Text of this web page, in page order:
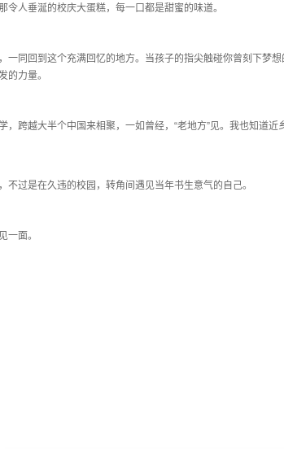
令人垂涎的校庆大蛋糕，每一口都是甜蜜的味道。
一同回到这个充满回忆的地方。当孩子的指尖触碰你曾刻下梦
的力量。
，跨越大半个中国来相聚，一如曾经，“老地方”见。我也知道
不过是在久违的校园，转角间遇见当年书生意气的自己。
一面。